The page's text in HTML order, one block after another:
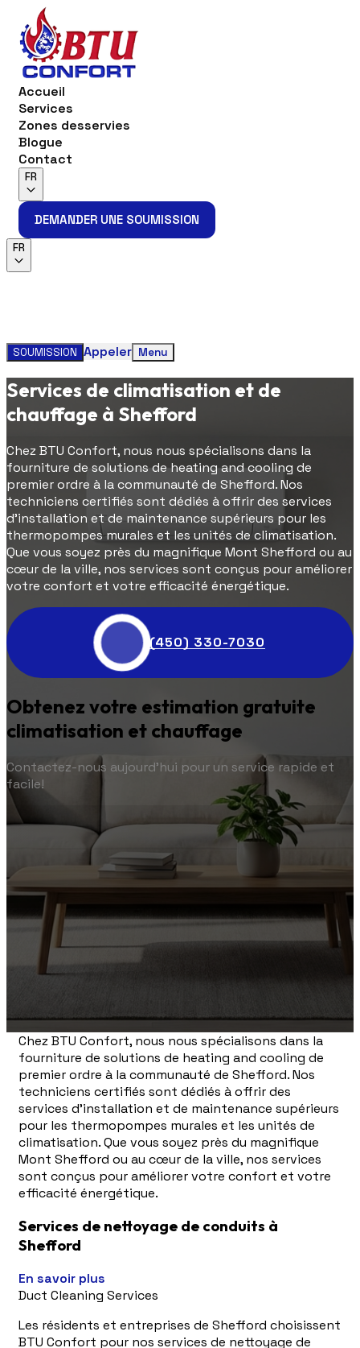
Accueil
Services
Zones desservies
Blogue
Contact
FR
DEMANDER UNE SOUMISSION
FR
SOUMISSION Appeler Menu
Services de climatisation et de
chauffage à Shefford
Chez BTU Confort, nous nous spécialisons dans la
fourniture de solutions de heating and cooling de
premier ordre à la communauté de Shefford. Nos
techniciens certifiés sont dédiés à offrir des services
d'installation et de maintenance supérieurs pour les
thermopompes murales et les unités de climatisation.
Que vous soyez près du magnifique Mont Shefford ou au
cœur de la ville, nos services sont conçus pour améliorer
votre confort et votre efficacité énergétique.
(450) 330-7030
Obtenez votre estimation gratuite
climatisation et chauffage
Contactez-nous aujourd'hui pour un service rapide et
facile!
Chez BTU Confort, nous nous spécialisons dans la
fourniture de solutions de heating and cooling de
premier ordre à la communauté de Shefford. Nos
techniciens certifiés sont dédiés à offrir des
services d'installation et de maintenance supérieurs
pour les thermopompes murales et les unités de
climatisation. Que vous soyez près du magnifique
Mont Shefford ou au cœur de la ville, nos services
sont conçus pour améliorer votre confort et votre
efficacité énergétique.
Services de nettoyage de conduits à
Shefford
En savoir plus
Duct Cleaning Services
Les résidents et entreprises de Shefford choisissent
BTU Confort pour nos services de nettoyage de